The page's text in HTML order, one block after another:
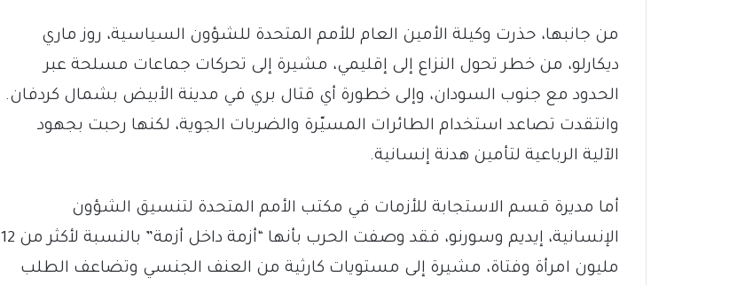
من جانبها، حذرت وكيلة الأمين العام للأمم المتحدة للشؤون السياسية، روز ماري
ديكارلو، من خطر تحول النزاع إلى إقليمي، مشيرة إلى تحركات جماعات مسلحة عبر
الحدود مع جنوب السودان، وإلى خطورة أي قتال بري في مدينة الأبيض بشمال كردفان.
وانتقدت تصاعد استخدام الطائرات المسيّرة والضربات الجوية، لكنها رحبت بجهود
الآلية الرباعية لتأمين هدنة إنسانية.
أما مديرة قسم الاستجابة للأزمات في مكتب الأمم المتحدة لتنسيق الشؤون
الإنسانية، إيديم وسورنو، فقد وصفت الحرب بأنها “أزمة داخل أزمة” بالنسبة لأكثر من 12
مليون امرأة وفتاة، مشيرة إلى مستويات كارثية من العنف الجنسي وتضاعف الطلب